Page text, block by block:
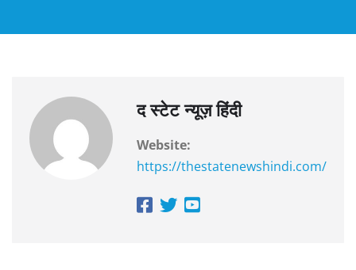
द स्टेट न्यूज़ हिंदी
Website:
https://thestatenewshindi.com/